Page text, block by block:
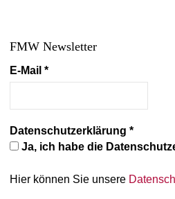
FMW Newsletter
E-Mail *
Datenschutzerklärung *
Ja, ich habe die
Hier können Sie unsere